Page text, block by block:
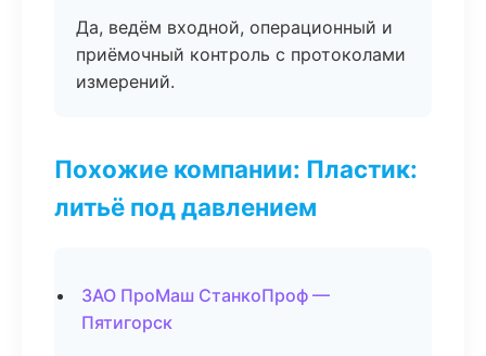
Да, ведём входной, операционный и
приёмочный контроль с протоколами
измерений.
Похожие компании: Пластик:
литьё под давлением
ЗАО ПроМаш СтанкоПроф —
Пятигорск